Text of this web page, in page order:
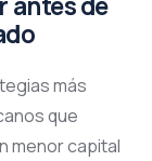
más
que
menor capital